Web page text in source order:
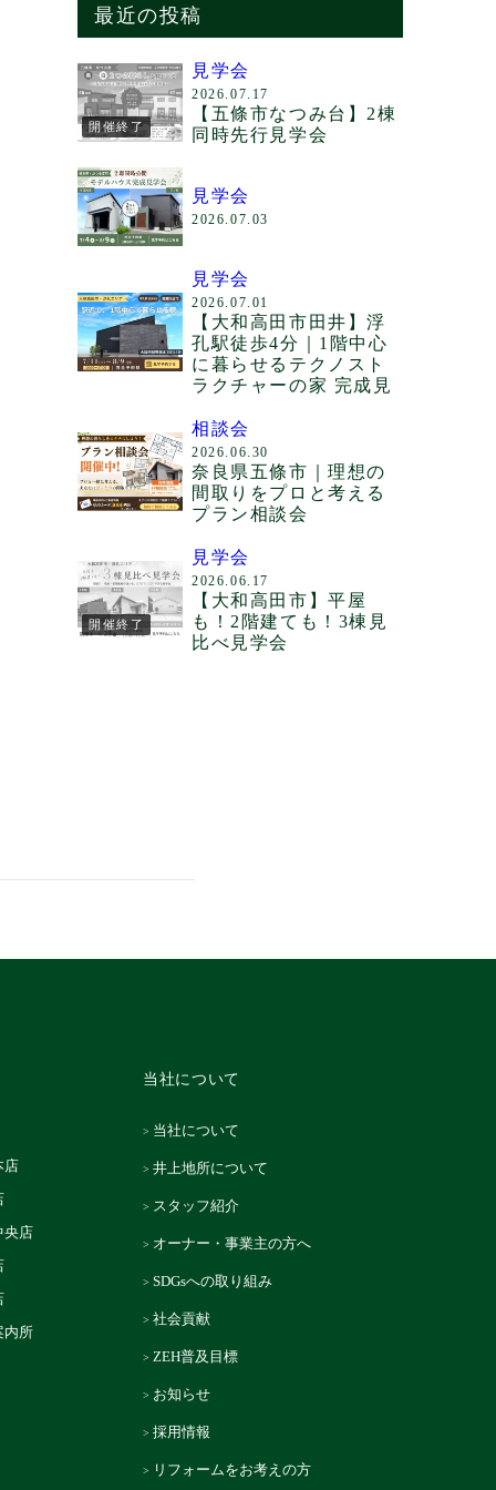
最近の投稿
開催終了
見学会
2026.07.17
【五條市なつみ台】2棟
同時先行見学会
見学会
2026.07.03
見学会
2026.07.01
【大和高田市田井】浮
孔駅徒歩4分｜1階中心
に暮らせるテクノスト
ラクチャーの家 完成見
相談会
2026.06.30
奈良県五條市｜理想の
間取りをプロと考える
プラン相談会
開催終了
見学会
2026.06.17
【大和高田市】平屋
も！2階建ても！3棟見
比べ見学会
店
央店
内所
当社について
当社について
井上地所について
スタッフ紹介
オーナー・事業主の方へ
SDGsへの取り組み
社会貢献
ZEH普及目標
お知らせ
採用情報
リフォームをお考えの方